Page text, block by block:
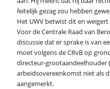
feitelijk gezag zou hebben
Het UWV betwist dit en
Voor de Centrale Raad van
discussie dat er sprake is van
moet volgens de CRvB op
directeur-grootaandeelhouder
arbeidsovereenkomst niet als
aangemerkt.